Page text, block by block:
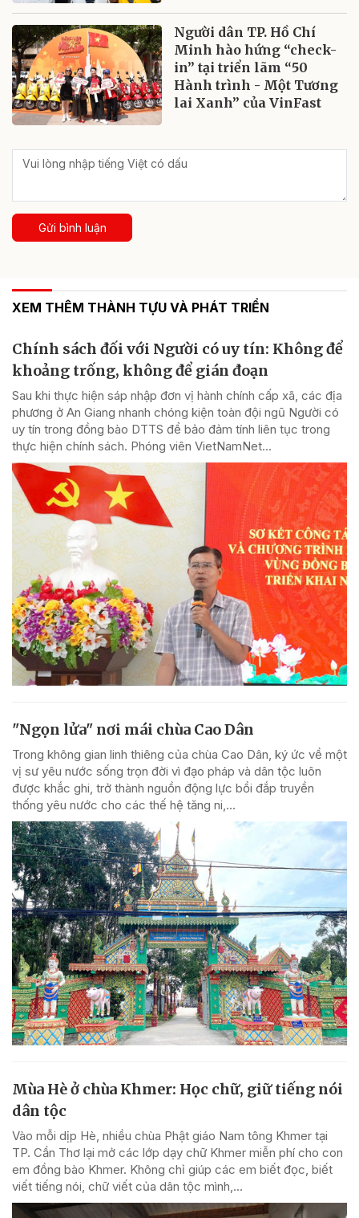
Người dân TP. Hồ Chí
Minh hào hứng “check-
in” tại triển lãm “50
Hành trình - Một Tương
lai Xanh” của VinFast
Gửi bình luận
XEM THÊM THÀNH TỰU VÀ PHÁT TRIỂN
Chính sách đối với Người có uy tín: Không để
khoảng trống, không để gián đoạn
Sau khi thực hiện sáp nhập đơn vị hành chính cấp xã, các địa
phương ở An Giang nhanh chóng kiện toàn đội ngũ Người có
uy tín trong đồng bào DTTS để bảo đảm tính liên tục trong
thực hiện chính sách. Phóng viên VietNamNet...
"Ngọn lửa" nơi mái chùa Cao Dân
Trong không gian linh thiêng của chùa Cao Dân, ký ức về một
vị sư yêu nước sống trọn đời vì đạo pháp và dân tộc luôn
được khắc ghi, trở thành nguồn động lực bồi đắp truyền
thống yêu nước cho các thế hệ tăng ni,...
Mùa Hè ở chùa Khmer: Học chữ, giữ tiếng nói
dân tộc
Vào mỗi dịp Hè, nhiều chùa Phật giáo Nam tông Khmer tại
TP. Cần Thơ lại mở các lớp dạy chữ Khmer miễn phí cho con
em đồng bào Khmer. Không chỉ giúp các em biết đọc, biết
viết tiếng nói, chữ viết của dân tộc mình,...